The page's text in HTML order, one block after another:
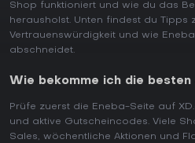
Shop funktioniert und wie du das
herausholst. Unten findest du Tipps
Vertrauenswürdigkeit und wie
abschneidet.
Wie bekomme ich die besten
Prüfe zuerst die Eneba-Seite auf
und aktive Gutscheincodes. Viele
Sales, wöchentliche Aktionen und